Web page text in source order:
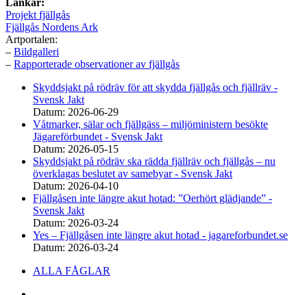
Projekt fjällgås
Fjällgås Nordens Ark
Artportalen:
– Bildgalleri
– Rapporterade observationer av fjällgås
Skyddsjakt på rödräv för att skydda fjällgås och fjällräv -
Svensk Jakt
Datum: 2026-06-29
Våtmarker, sälar och fjällgäss – miljöministern besökte
Jägareförbundet - Svensk Jakt
Datum: 2026-05-15
Skyddsjakt på rödräv ska rädda fjällräv och fjällgås – nu
överklagas beslutet av samebyar - Svensk Jakt
Datum: 2026-04-10
Fjällgåsen inte längre akut hotad: ”Oerhört glädjande” -
Svensk Jakt
Datum: 2026-03-24
Yes – Fjällgåsen inte längre akut hotad - jagareforbundet.se
Datum: 2026-03-24
Sidfotsmeny
ALLA FÅGLAR